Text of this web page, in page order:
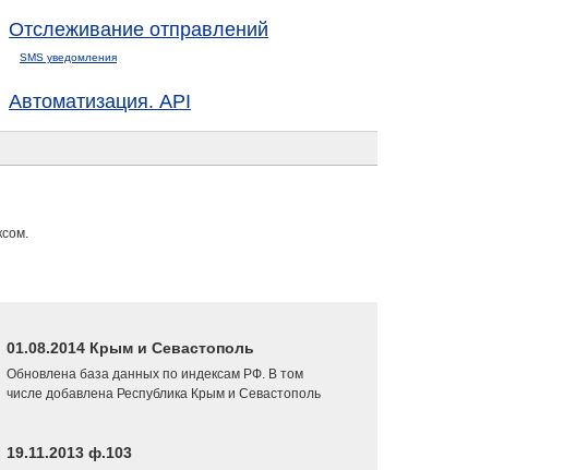
Отслеживание отправлений
SMS уведомления
Автоматизация. API
01.08.2014 Крым и Севастополь
Обновлена база данных по индексам РФ. В том
числе добавлена Республика Крым и Севастополь
19.11.2013 ф.103